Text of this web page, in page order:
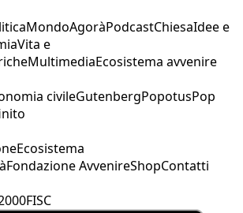
MondoAgoràPodcastChiesaIdee e
Vita e
MultimediaEcosistema avvenire
civileGutenbergPopotusPop
Ecosistema
Fondazione AvvenireShopContatti
FISC